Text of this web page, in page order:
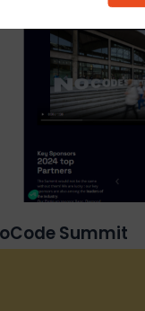
Summit